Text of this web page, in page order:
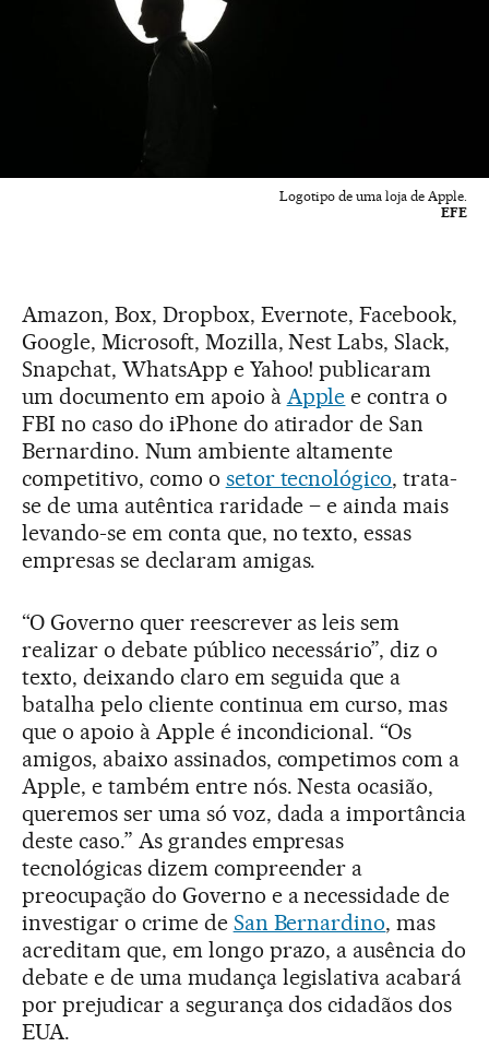
Logotipo de uma loja de Apple.
EFE
Amazon, Box, Dropbox, Evernote, Facebook,
Google, Microsoft, Mozilla, Nest Labs, Slack,
Snapchat, WhatsApp e Yahoo! publicaram
um documento em apoio à Apple e contra o
FBI no caso do iPhone do atirador de San
Bernardino. Num ambiente altamente
competitivo, como o setor tecnológico, trata-
se de uma autêntica raridade – e ainda mais
levando-se em conta que, no texto, essas
empresas se declaram amigas.
“O Governo quer reescrever as leis sem
realizar o debate público necessário”, diz o
texto, deixando claro em seguida que a
batalha pelo cliente continua em curso, mas
que o apoio à Apple é incondicional. “Os
amigos, abaixo assinados, competimos com a
Apple, e também entre nós. Nesta ocasião,
queremos ser uma só voz, dada a importância
deste caso.” As grandes empresas
tecnológicas dizem compreender a
preocupação do Governo e a necessidade de
investigar o crime de San Bernardino, mas
acreditam que, em longo prazo, a ausência do
debate e de uma mudança legislativa acabará
por prejudicar a segurança dos cidadãos dos
EUA.